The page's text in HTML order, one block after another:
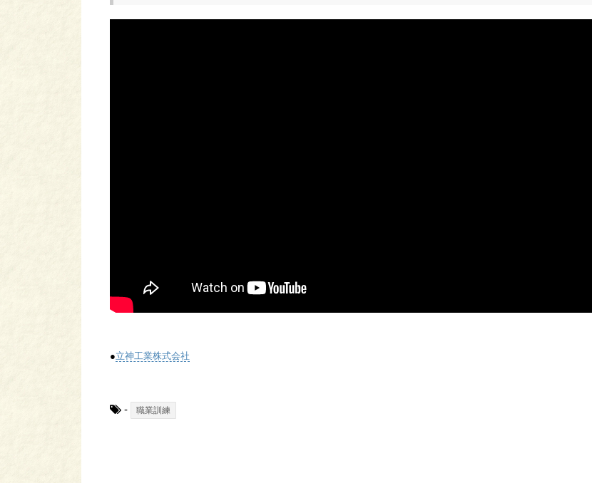
●立神工業株式会社
- 職業訓練